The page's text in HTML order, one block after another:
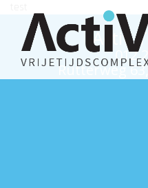
Activ
012
Rutterweg